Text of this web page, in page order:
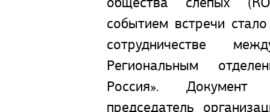
событием встречи
сотрудничестве
Региональным
Россия». Документ
председатель